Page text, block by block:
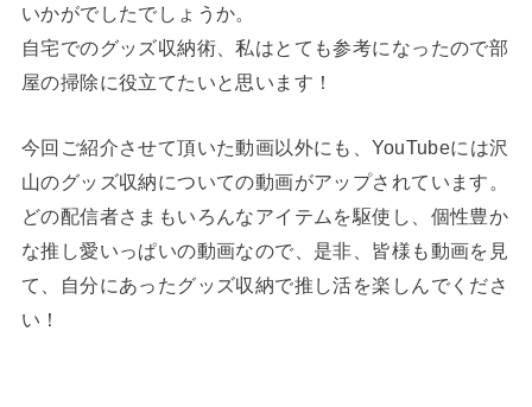
いかがでしたでしょうか。
自宅でのグッズ収納術、私はとても参考になったので部
屋の掃除に役立てたいと思います！
今回ご紹介させて頂いた動画以外にも、YouTubeには沢
山のグッズ収納についての動画がアップされています。
どの配信者さまもいろんなアイテムを駆使し、個性豊か
な推し愛いっぱいの動画なので、是非、皆様も動画を見
て、自分にあったグッズ収納で推し活を楽しんでくださ
い！